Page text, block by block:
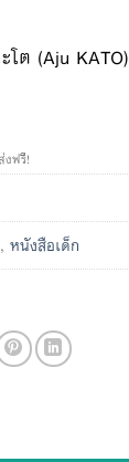
โต (Aju KATO)
ฟรี!
, หนังสือเด็ก